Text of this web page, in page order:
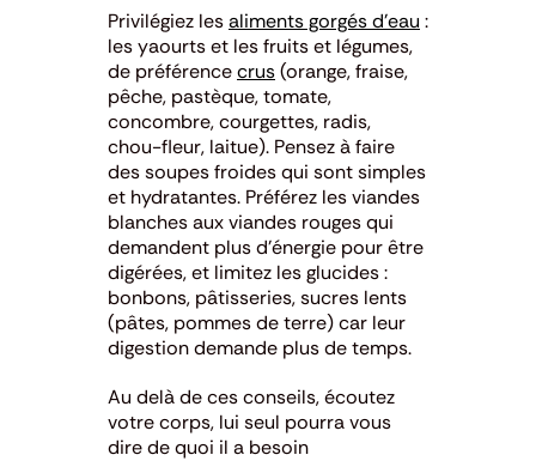
Privilégiez lesaliments gorgés d’eau :
les yaourts et les fruits et légumes,
de préférencecrus(orange, fraise,
pêche, pastèque, tomate,
concombre, courgettes, radis,
chou-fleur, laitue). Pensez à faire
des soupes froides qui sont simples
et hydratantes. Préférez les viandes
blanches aux viandes rouges qui
demandent plus d’énergie pour être
digérées, et limitez les glucides :
bonbons, pâtisseries, sucres lents
(pâtes, pommes de terre) car leur
digestion demande plus de temps.
Au delà de ces conseils, écoutez
votre corps, lui seul pourra vous
dire de quoi il a besoin